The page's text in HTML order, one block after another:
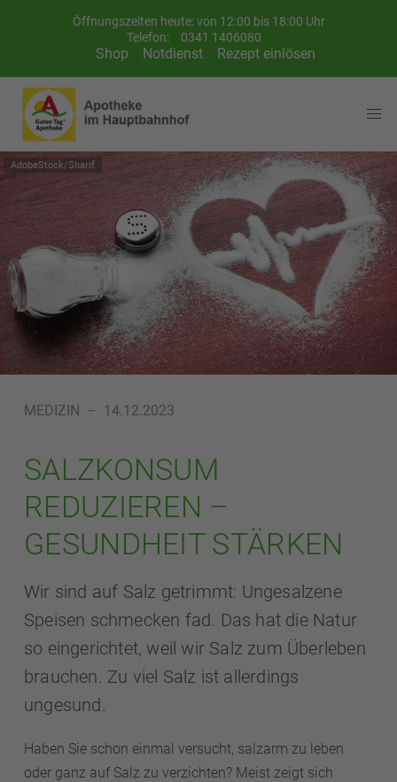
Öffnungszeiten heute: von 12:00 bis 18:00 Uhr
Telefon:
0341 1406080
Shop Notdienst Rezept einlösen
AdobeStock/Sharif
Symbolbild
MEDIZIN – 14.12.2023
SALZKONSUM
REDUZIEREN –
GESUNDHEIT STÄRKEN
Wir sind auf Salz getrimmt: Ungesalzene
Speisen schmecken fad. Das hat die Natur
so eingerichtet, weil wir Salz zum Überleben
brauchen. Zu viel Salz ist allerdings
ungesund.
Haben Sie schon einmal versucht, salzarm zu leben
oder ganz auf Salz zu verzichten? Meist zeigt sich